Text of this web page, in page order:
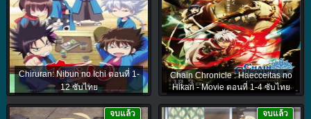
Chiruran: Nibun no Ichi ตอนที่ 1-
12 ซับไทย
Chain Chronicle : Haecceitas no
Hikari - Movie ตอนที่ 1-4 ซับไทย
จบแล้ว จบแล้ว